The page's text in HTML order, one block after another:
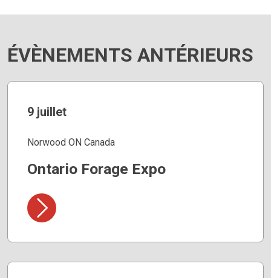
ÉVÈNEMENTS ANTÉRIEURS
9 juillet
Norwood ON Canada
Ontario Forage Expo